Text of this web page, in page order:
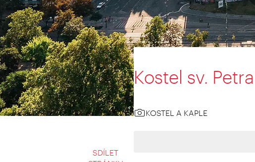
SDÍLET
Kostel sv.
KOSTEL A KAPLE